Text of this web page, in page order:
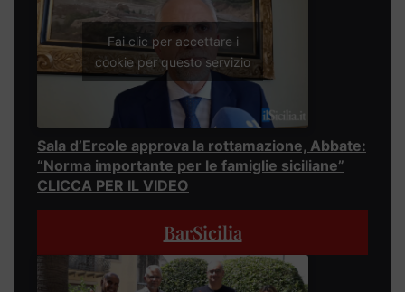
Fai clic per accettare i
cookie per questo servizio
Sala d’Ercole approva la rottamazione, Abbate:
“Norma importante per le famiglie siciliane”
CLICCA PER IL VIDEO
BarSicilia